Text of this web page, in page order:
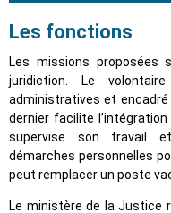
Les fonctions
Les missions proposées
juridiction. Le
administratives et
dernier facilite
supervise son travail
démarches personnelles
peut remplacer un poste
Le ministère de la Justice